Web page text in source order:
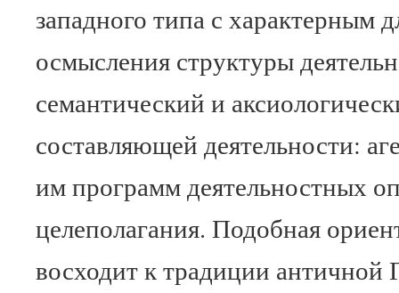
западного типа с характерным
осмысления структуры
семантический и
составляющей деятельности:
им программ деятельностных
целеполагания. Подобная
восходит к традиции античной